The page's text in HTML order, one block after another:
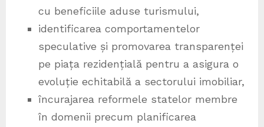
cu beneficiile aduse turismului,
identificarea comportamentelor
speculative și promovarea transparenței
pe piața rezidențială pentru a asigura o
evoluție echitabilă a sectorului imobiliar,
încurajarea reformele statelor membre
în domenii precum planificarea